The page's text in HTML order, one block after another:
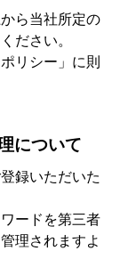
ら当社所定の
ださい。
リシー」に則
について
録いただいた
ードを第三者
理されますよ